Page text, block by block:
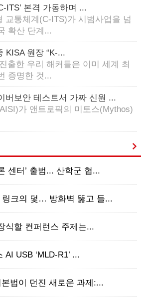
ITS’ 본격 가동하며 ...
교통체계(C-ITS)가 시범사업을 넘
확산 단계...
KISA 원장 “K-...
출한 우리 해커들은 이미 세계 최
증명한 것...
버보안 테스트서 가짜 신원 ...
가 앤트로픽의 미토스(Mythos)
센터’ 출범... 산학군 협...
링크의 덫… 방화벽 뚫고 들...
식할 컨퍼런스 주제는...
USB ‘MLD-R1’ ...
법이 던진 새로운 과제:...